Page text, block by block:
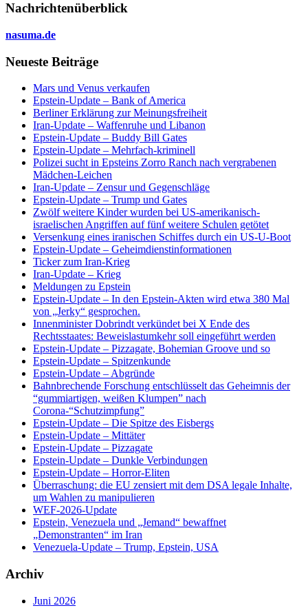
Nachrichtenüberblick
nasuma.de
Neueste Beiträge
Mars und Venus verkaufen
Epstein-Update – Bank of America
Berliner Erklärung zur Meinungsfreiheit
Iran-Update – Waffenruhe und Libanon
Epstein-Update – Buddy Bill Gates
Epstein-Update – Mehrfach-kriminell
Polizei sucht in Epsteins Zorro Ranch nach vergrabenen
Mädchen-Leichen
Iran-Update – Zensur und Gegenschläge
Epstein-Update – Trump und Gates
Zwölf weitere Kinder wurden bei US-amerikanisch-
israelischen Angriffen auf fünf weitere Schulen getötet
Versenkung eines iranischen Schiffes durch ein US-U-Boot
Epstein-Update – Geheimdienstinformationen
Ticker zum Iran-Krieg
Iran-Update – Krieg
Meldungen zu Epstein
Epstein-Update – In den Epstein-Akten wird etwa 380 Mal
von „Jerky“ gesprochen.
Innenminister Dobrindt verkündet bei X Ende des
Rechtsstaates: Beweislastumkehr soll eingeführt werden
Epstein-Update – Pizzagate, Bohemian Groove und so
Epstein-Update – Spitzenkunde
Epstein-Update – Abgründe
Bahnbrechende Forschung entschlüsselt das Geheimnis der
“gummiartigen, weißen Klumpen” nach
Corona-“Schutzimpfung”
Epstein-Update – Die Spitze des Eisbergs
Epstein-Update – Mittäter
Epstein-Update – Pizzagate
Epstein-Update – Dunkle Verbindungen
Epstein-Update – Horror-Eliten
Überraschung: die EU zensiert mit dem DSA legale Inhalte,
um Wahlen zu manipulieren
WEF-2026-Update
Epstein, Venezuela und „Jemand“ bewaffnet
„Demonstranten“ im Iran
Venezuela-Update – Trump, Epstein, USA
Archiv
Juni 2026